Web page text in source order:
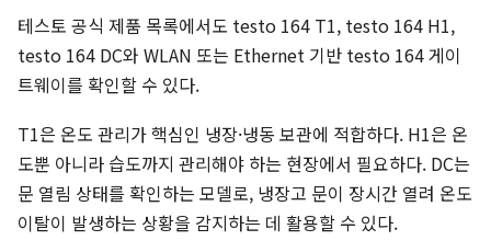
테스토 공식 제품 목록에서도 testo 164 T1, testo 164 H1,
testo 164 DC와 WLAN 또는 Ethernet 기반 testo 164 게이
트웨이를 확인할 수 있다.
T1은 온도 관리가 핵심인 냉장·냉동 보관에 적합하다. H1은 온
도뿐 아니라 습도까지 관리해야 하는 현장에서 필요하다. DC는
문 열림 상태를 확인하는 모델로, 냉장고 문이 장시간 열려 온도
이탈이 발생하는 상황을 감지하는 데 활용할 수 있다.